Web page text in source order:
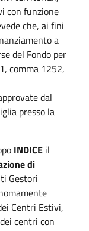
con funzione
che, ai fini
a
del Fondo per
comma 1252,
dal
presso la
INDICE il
di
Gestori
Centri Estivi,
centri con